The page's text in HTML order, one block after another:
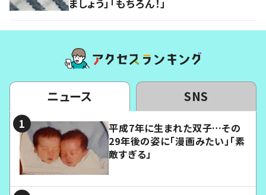
ましょう」「もちろん！」
ニュース SNS
平成7年に生まれた双子…その
29年後の姿に「漫画みたい」「素
敵すぎる」